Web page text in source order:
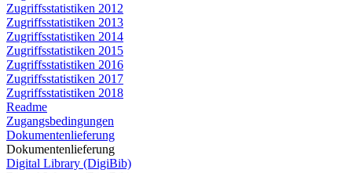
Zugriffsstatistiken 2012
Zugriffsstatistiken 2013
Zugriffsstatistiken 2014
Zugriffsstatistiken 2015
Zugriffsstatistiken 2016
Zugriffsstatistiken 2017
Zugriffsstatistiken 2018
Readme
Zugangsbedingungen
Dokumentenlieferung
Dokumentenlieferung
Digital Library (DigiBib)